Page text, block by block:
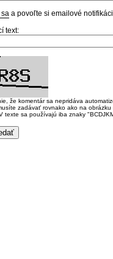
sa a povoľte si emailové
text:
že komentár sa nepridáva
zadávať rovnako ako na
texte sa používajú iba znaky